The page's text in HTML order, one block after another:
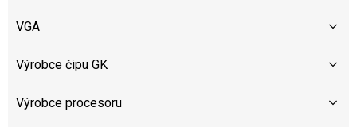
VGA
Výrobce čipu GK
Výrobce procesoru